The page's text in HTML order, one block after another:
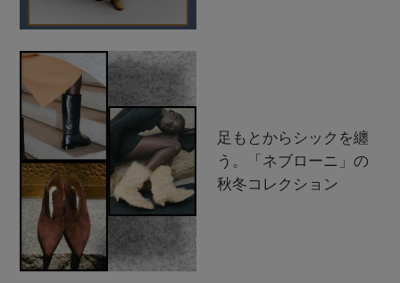
足もとからシックを纏
う。「ネブローニ」の
秋冬コレクション